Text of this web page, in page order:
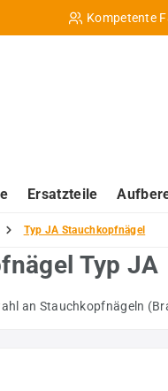
Kompetente
Ersatzteile
Typ JA Stauchkopfnägel
Typ JA
an Stauchkopfnägeln